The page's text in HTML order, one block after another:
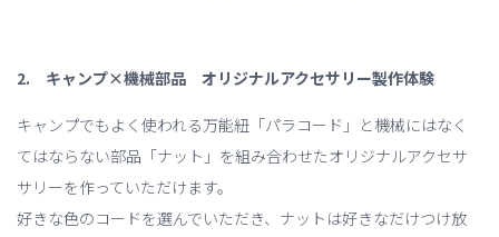
2. キャンプ×機械部品 オリジナルアクセサリー製作体験
キャンプでもよく使われる万能紐「パラコード」と機械にはなく
てはならない部品「ナット」を組み合わせたオリジナルアクセサ
サリーを作っていただけます。
好きな色のコードを選んでいただき、ナットは好きなだけつけ放